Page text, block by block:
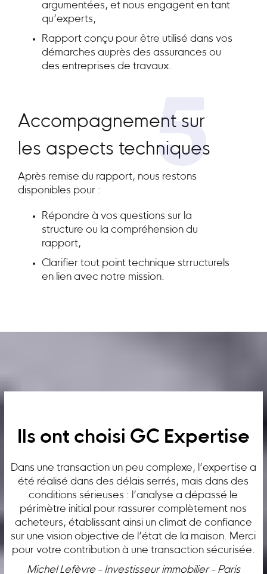
argumentées, et nous engagent en tant
qu’experts,
Rapport conçu pour être utilisé dans vos
démarches auprès des assurances ou
des entreprises de travaux.
5
Accompagnement sur
les aspects techniques
Après remise du rapport, nous restons
disponibles pour :
Répondre à vos questions sur la
structure ou la compréhension du
rapport,
Clarifier tout point technique strructurels
en lien avec notre mission.
Ils ont choisi GC Expertise
Dans une transaction un peu complexe, l’expertise a
été réalisé dans des délais serrés, mais dans des
conditions sérieuses : l’analyse a dépassé le
périmètre initial pour rassurer complètement nos
acheteurs, établissant ainsi un climat de confiance
sur une vision objective de l’état de la maison. Merci
pour votre contribution à une transaction sécurisée.
Michel Lefèvre - Investisseur immobilier - Paris